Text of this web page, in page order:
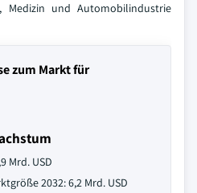
Medizin und Automobilindustrie
zum Markt für
Mrd. USD
2032: 6,2 Mrd. USD